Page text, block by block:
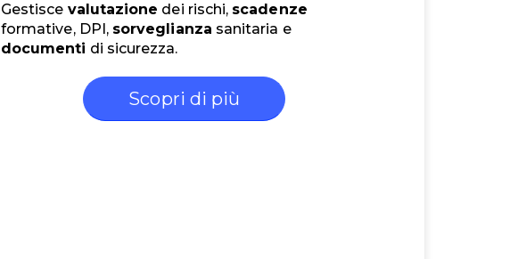
Gestisce valutazione dei rischi, scadenze
formative, DPI, sorveglianza sanitaria e
documenti di sicurezza.
Scopri di più